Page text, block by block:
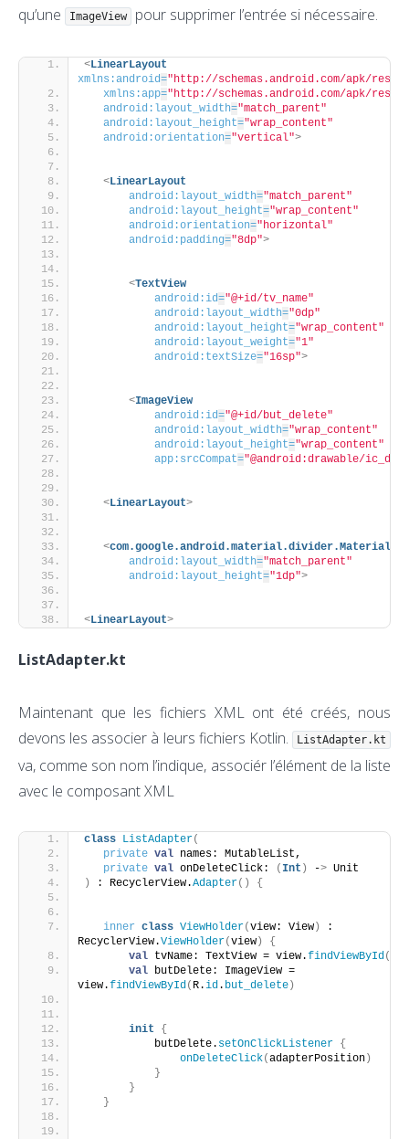
qu’une
ImageView pour supprimer l’entrée si nécessaire.
<LinearLayout
xmlns:android="http://schemas.android.com/apk/res/
xmlns:app="http://schemas.android.com/apk/res-
android:layout_width="match_parent"
android:layout_height="wrap_content"
android:orientation="vertical">
<LinearLayout
android:layout_width="match_parent"
android:layout_height="wrap_content"
android:orientation="horizontal"
android:padding="8dp">
<TextView
android:id="@+id/tv_name"
android:layout_width="0dp"
android:layout_height="wrap_content"
android:layout_weight="1"
android:textSize="16sp">
<ImageView
android:id="@+id/but_delete"
android:layout_width="wrap_content"
android:layout_height="wrap_content"
app:srcCompat="@android:drawable/
<LinearLayout>
<
android:layout_width="match_parent"
android:layout_height="1dp">
<LinearLayout>
ListAdapter.kt
Maintenant que les fichiers XML ont été créés, nous
devons les associer à leurs fichiers Kotlin.
ListAdapter.kt
va, comme son nom l’indique, associér l’élément de la liste
avec le composant XML
class ListAdapter(
private val names: MutableList,
private val onDeleteClick: ( Int ) -> Unit
)
: RecyclerView.Adapter() {
inner class ViewHolder(view: View )
:
RecyclerView.ViewHolder(view )
{
val tvName: TextView = view.findViewById(
val butDelete: ImageView =
view.findViewById( R.id. but_delete )
init
{
           butDelete.
setOnClickListener {
onDeleteClick(adapterPosition )
}
}
}